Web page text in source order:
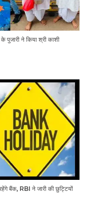
पुजारी ने किया श्री काशी
बैंक, RBI ने जारी की छुट्टियों